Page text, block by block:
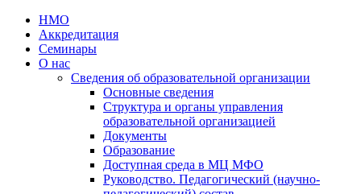
НМО
Аккредитация
Семинары
О нас
Сведения об образовательной организации
Основные сведения
Структура и органы управления
образовательной организацией
Документы
Образование
Доступная среда в МЦ МФО
Руководство. Педагогический (научно-